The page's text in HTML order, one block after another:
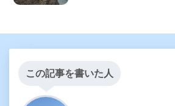
この記事を書いた人